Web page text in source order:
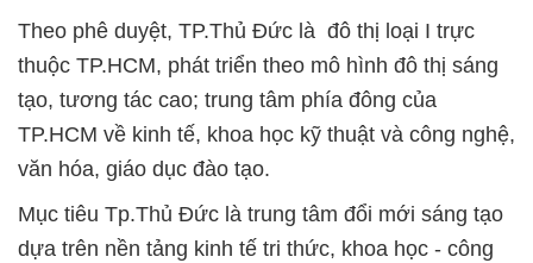
Theo phê duyệt, TP.Thủ Đức là đô thị loại I trực
thuộc TP.HCM, phát triển theo mô hình đô thị sáng
tạo, tương tác cao; trung tâm phía đông của
TP.HCM về kinh tế, khoa học kỹ thuật và công nghệ,
văn hóa, giáo dục đào tạo.
Mục tiêu Tp.Thủ Đức là trung tâm đổi mới sáng tạo
dựa trên nền tảng kinh tế tri thức, khoa học - công